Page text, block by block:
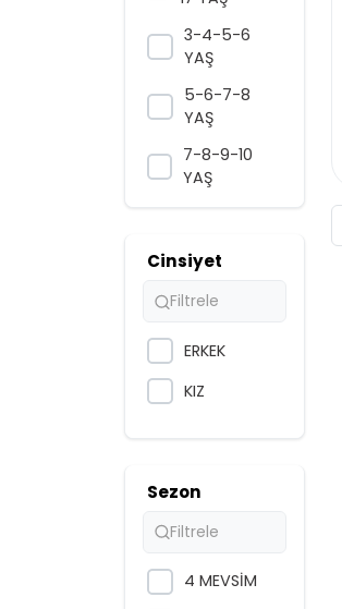
3-4-5-6
YAŞ
5-6-7-8
YAŞ
7-8-9-10
YAŞ
13-16 YAŞ
8-12 YAŞ
10-14 YAŞ
Cinsiyet
ERKEK
KIZ
Sezon
4 MEVSİM